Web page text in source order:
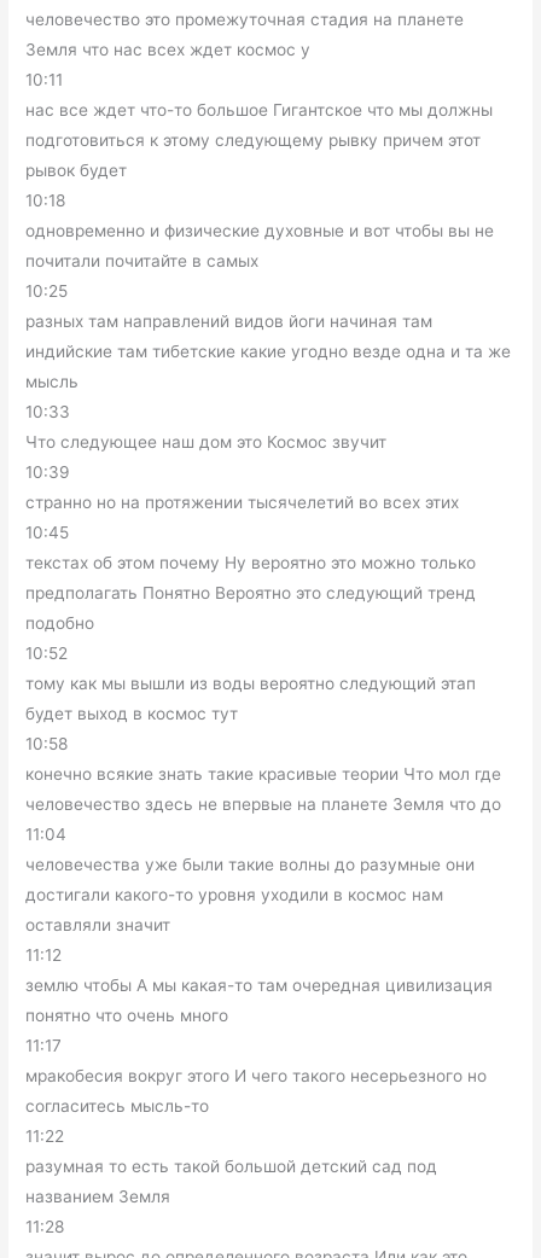
человечество это промежуточная стадия на планете
Земля что нас всех ждет космос у
10:11
нас все ждет что-то большое Гигантское что мы должны
подготовиться к этому следующему рывку причем этот
рывок будет
10:18
одновременно и физические духовные и вот чтобы вы не
почитали почитайте в самых
10:25
разных там направлений видов йоги начиная там
индийские там тибетские какие угодно везде одна и та же
мысль
10:33
Что следующее наш дом это Космос звучит
10:39
странно но на протяжении тысячелетий во всех этих
10:45
текстах об этом почему Ну вероятно это можно только
предполагать Понятно Вероятно это следующий тренд
подобно
10:52
тому как мы вышли из воды вероятно следующий этап
будет выход в космос тут
10:58
конечно всякие знать такие красивые теории Что мол где
человечество здесь не впервые на планете Земля что до
11:04
человечества уже были такие волны до разумные они
достигали какого-то уровня уходили в космос нам
оставляли значит
11:12
землю чтобы А мы какая-то там очередная цивилизация
понятно что очень много
11:17
мракобесия вокруг этого И чего такого несерьезного но
согласитесь мысль-то
11:22
разумная то есть такой большой детский сад под
названием Земля
11:28